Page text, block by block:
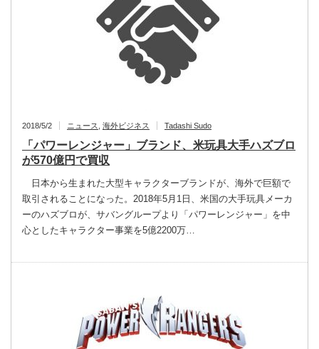
2018/5/2 ニュース 海外ビジネス Tadashi Sudo
「パワーレンジャー」ブランド、米玩具大手ハズブロ
が570億円で買収
日本から生まれた大型キャラクターブランドが、海外で巨額で
取引されることになった。2018年5月1日、米国の大手玩具メーカ
ーのハズブロが、サバングループより「パワーレンジャー」を中
心としたキャラクター事業を5億2200万…